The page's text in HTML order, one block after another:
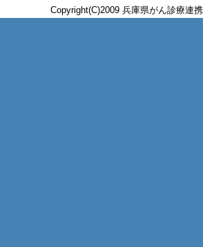
Copyright(C)2009 兵庫県がん診療連